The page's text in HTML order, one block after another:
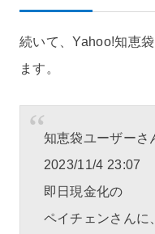
続いて、Yahoo!知恵
ます。
知恵袋ユーザーさ
2023/11/4 23:07
即日現金化の
ペイチェンさんに